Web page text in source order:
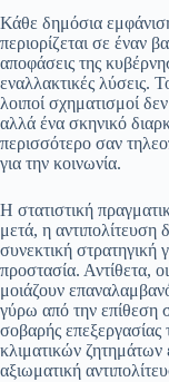
Κάθε δημόσια
περιορίζεται σε έναν
αποφάσεις της
εναλλακτικές
λοιποί σχηματισμοί
αλλά ένα σκηνικό
περισσότερο σαν
για την κοινωνία.
Η στατιστική
μετά, η αντιπολίτευση
συνεκτική στρατηγική
προστασία. Αντίθετα,
μοιάζουν
γύρω από την επίθεση
σοβαρής επεξεργασίας
κλιματικών ζητημάτων
αξιωματική